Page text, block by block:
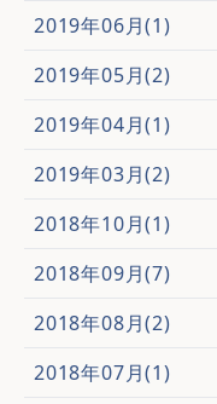
2019年06月(1)
2019年05月(2)
2019年04月(1)
2019年03月(2)
2018年10月(1)
2018年09月(7)
2018年08月(2)
2018年07月(1)